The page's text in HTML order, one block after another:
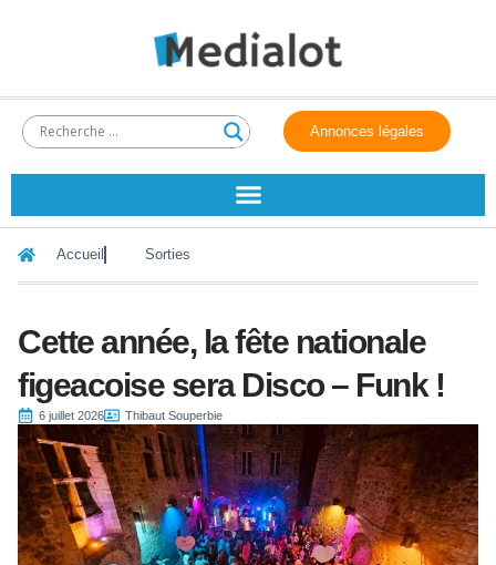
Annonces légales
Accueil Sorties
Cette année, la fête nationale
figeacoise sera Disco – Funk !
6 juillet 2026 Thibaut Souperbie